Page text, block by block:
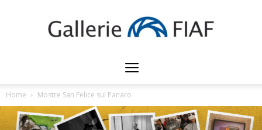
Gallerie
FIAF
Home Mostre San Felice sul Panaro